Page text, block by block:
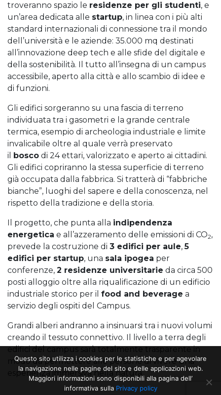
troveranno spazio le residenze per gli studenti, e
un’area dedicata alle startup, in linea con i più alti
standard internazionali di connessione tra il mondo
dell’università e le aziende: 35.000 mq destinati
all’innovazione deep tech e alle sfide del digitale e
della sostenibilità. Il tutto all’insegna di un campus
accessibile, aperto alla città e allo scambio di idee e
di funzioni.
Gli edifici sorgeranno su una fascia di terreno
individuata tra i gasometri e la grande centrale
termica, esempio di archeologia industriale e limite
invalicabile oltre al quale verrà preservato
il
bosco di 24 ettari, valorizzato e aperto ai cittadini.
Gli edifici copriranno la stessa superficie di terreno
già occupata dalla fabbrica. Si tratterà di “fabbriche
bianche”, luoghi del sapere e della conoscenza, nel
rispetto della tradizione e della storia.
Il progetto, che punta alla indipendenza
energetica e all’azzeramento delle emissioni di CO2,
prevede la costruzione di 3 edifici per aule,5
edifici per startup, una sala ipogea per
conferenze, 2 residenze universitarie da circa 500
posti alloggio oltre alla riqualificazione di un edificio
industriale storico per il food and beverage a
servizio degli ospiti del Campus.
Grandi alberi andranno a insinuarsi tra i nuovi volumi
creando il tessuto connettivo. Il livello a terra degli
modo da permettere alle persone di vivere una
esperienza immersiva nella natura.
Questo sito utilizza i cookies per le statistiche e per agevolare
la navigazione nelle pagine del sito e delle applicazioni web.
Maggiori informazioni sono disponibili alla pagina dell’
informativa sulla Privacy policy